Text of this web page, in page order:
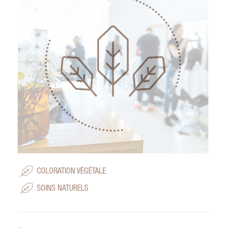
COLORATION VÉGÉTALE
SOINS NATURELS